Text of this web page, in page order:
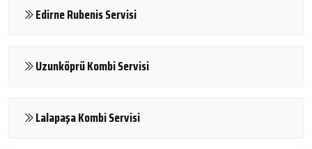
Edirne Rubenis Servisi
Uzunköprü Kombi Servisi
Lalapaşa Kombi Servisi